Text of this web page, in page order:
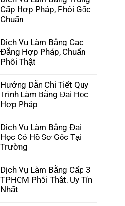
Học
–
Kinh
Lừa
Đảo
luận
ở
Hướng
Tiết
Quy
Trình
Làm
3
Hợp
Pháp
Cấp Hợp Pháp, Phôi Gốc
Chuẩn
bình
luận
ở
Dịch
Bằng
Trung
Cấp
Hợp
Gốc
Chuẩn
Dịch Vụ Làm Bằng Cao
Đẳng Hợp Pháp, Chuẩn
Phôi Thật
bình
luận
ở
Dịch
Bằng
Cao
Đẳng
Hợp
Phôi
Thật
Hướng Dẫn Chi Tiết Quy
Trình Làm Bằng Đại Học
Hợp Pháp
bình
luận
ở
Hướng
Tiết
Quy
Trình
Làm
Dịch Vụ Làm Bằng Đại
Học Có Hồ Sơ Gốc Tại
Trường
bình
luận
ở
Dịch
Dịch Vụ Làm Bằng Cấp 3
TPHCM Phôi Thật, Uy Tín
Nhất